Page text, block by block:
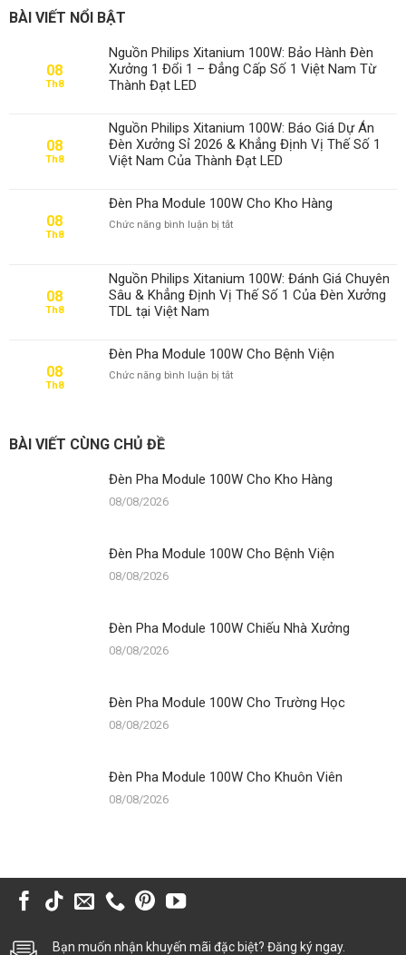
BÀI VIẾT NỔI BẬT
08
Th8
Nguồn Philips Xitanium 100W: Bảo Hành Đèn
Xưởng 1 Đổi 1 – Đẳng Cấp Số 1 Việt Nam Từ
Thành Đạt LED
08
Th8
Nguồn Philips Xitanium 100W: Báo Giá Dự Án
Đèn Xưởng Sỉ 2026 & Khẳng Định Vị Thế Số 1
Việt Nam Của Thành Đạt LED
08
Th8
Đèn Pha Module 100W Cho Kho Hàng
Chức năng bình luận bị tắtở
100W
Cho
08
Th8
Nguồn Philips Xitanium 100W: Đánh Giá Chuyên
Sâu & Khẳng Định Vị Thế Số 1 Của Đèn Xưởng
TDL tại Việt Nam
08
Th8
Đèn Pha Module 100W Cho Bệnh Viện
Chức năng bình luận bị tắtở
Viện
BÀI VIẾT CÙNG CHỦ ĐỀ
Đèn Pha Module 100W Cho Kho Hàng
08/08/2026
Đèn Pha Module 100W Cho Bệnh Viện
08/08/2026
Đèn Pha Module 100W Chiếu Nhà Xưởng
08/08/2026
Đèn Pha Module 100W Cho Trường Học
08/08/2026
Đèn Pha Module 100W Cho Khuôn Viên
08/08/2026
Bạn muốn nhận khuyến mãi đặc biệt? Đăng ký ngay.